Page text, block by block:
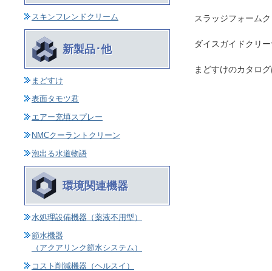
スラッジフォーム
ダイスガイドクリ
まどすけのカタロ
スキンフレンドクリーム
新製品･他
まどすけ
表面タモツ君
エアー充填スプレー
NMCクーラントクリーン
泡出る水道物語
環境関連機器
水処理設備機器（薬液不用型）
節水機器
（アクアリンク節水システム）
コスト削減機器（ヘルスイ）